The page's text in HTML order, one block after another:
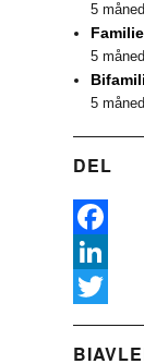
5
5
5
DEL
F
a
e
L
nw